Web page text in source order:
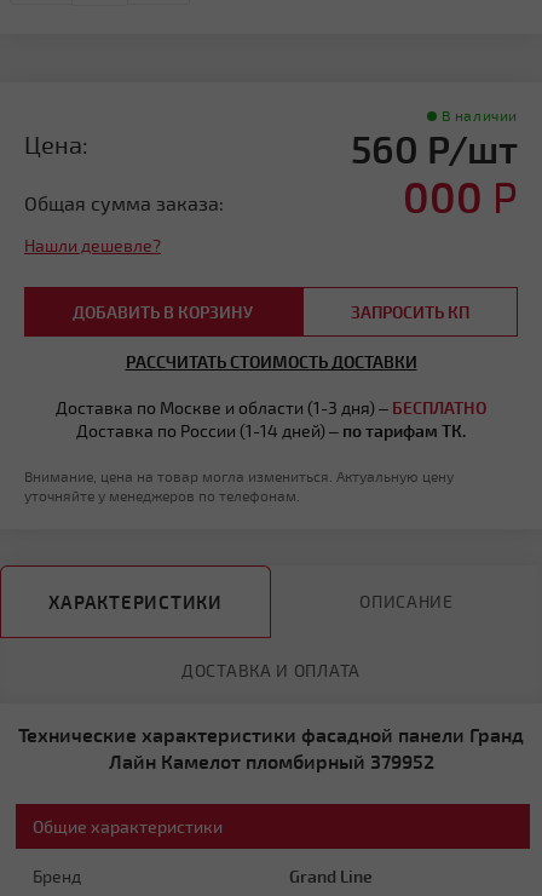
В наличии
Цена: 560 Р/шт
Общая сумма заказа: 000 Р
Нашли дешевле?
ДОБАВИТЬ В КОРЗИНУ ЗАПРОСИТЬ КП
РАССЧИТАТЬ СТОИМОСТЬ ДОСТАВКИ
Доставка по Москве и области (1-3 дня) – БЕСПЛАТНО
Доставка по России (1-14 дней) – по тарифам ТК.
Внимание, цена на товар могла измениться. Актуальную цену
уточняйте у менеджеров по телефонам.
ХАРАКТЕРИСТИКИ ОПИСАНИЕ
ДОСТАВКА И ОПЛАТА
Технические характеристики фасадной панели Гранд
Лайн Камелот пломбирный 379952
Общие характеристики
Бренд Grand Line